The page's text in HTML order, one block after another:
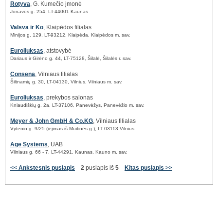
Rotyva, G. Kumečio įmonė
Jonavos g. 254, LT-44001 Kaunas
Valsva ir Ko, Klaipėdos filialas
Minijos g. 129, LT-93212, Klaipėda, Klaipėdos m. sav.
Euroliuksas, atstovybė
Dariaus ir Girėno g. 44, LT-75128, Šilalė, Šilalės r. sav.
Consena, Vilniaus filialas
Šiltnamių g. 30, LT-04130, Vilnius, Vilniaus m. sav.
Euroliuksas, prekybos salonas
Kniaudiškių g. 2a, LT-37106, Panevėžys, Panevėžio m. sav.
Meyer & John GmbH & Co.KG, Vilniaus filialas
Vytenio g. 9/25 (įėjimas iš Muitinės g.), LT-03113 Vilnius
Age Systems, UAB
Vilniaus g. 66 - 7, LT-44291, Kaunas, Kauno m. sav.
<< Ankstesnis puslapis 2 puslapis iš 5 Kitas puslapis >>